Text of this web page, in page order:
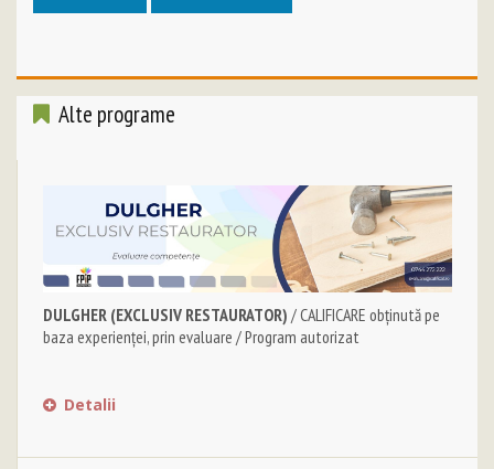
Alte programe
DULGHER (EXCLUSIV RESTAURATOR) / CALIFICARE obținută pe
baza experienței, prin evaluare / Program autorizat
Detalii